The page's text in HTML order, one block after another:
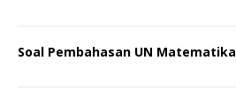
Soal Pembahasan UN Matematika